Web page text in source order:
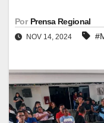
Por Prensa Regional
NOV 14, 2024